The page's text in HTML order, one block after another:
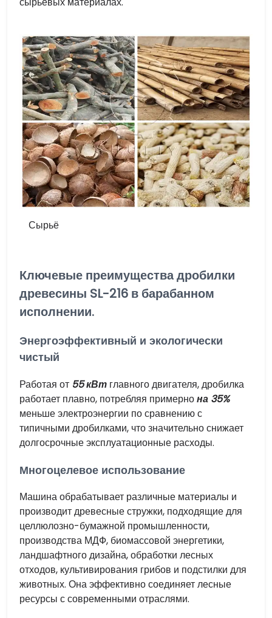
Сырьё
Ключевые преимущества дробилки
древесины SL-216 в барабанном
исполнении.
Энергоэффективный и экологически
чистый
Работая от 55 кВт главного двигателя, дробилка
работает плавно, потребляя примернона 35%
меньше электроэнергии по сравнению с
типичными дробилками, что значительно снижает
долгосрочные эксплуатационные расходы.
Многоцелевое использование
Машина обрабатывает различные материалы и
производит древесные стружки, подходящие для
целлюлозно-бумажной промышленности,
производства МДФ, биомассовой энергетики,
ландшафтного дизайна, обработки лесных
отходов, культивирования грибов и подстилки для
животных. Она эффективно соединяет лесные
ресурсы с современными отраслями.